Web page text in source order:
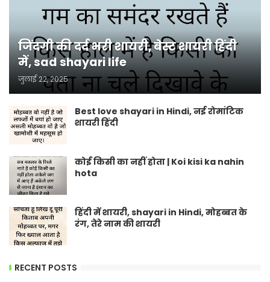
जिंदगी की दर्द भरी शायरी, बेस्ट शायरी हिंदी
में, sad shayari life
जुलाई 22, 2025
Best love shayari in Hindi, नई रोमांटिक
शायरी हिंदी
कोई किसी का नहीं होता | Koi kisi ka nahin
hota
हिंदी में शायरी, shayari in Hindi, मोहब्बत के
रंग, तेरे नाम की शायरी
RECENT POSTS